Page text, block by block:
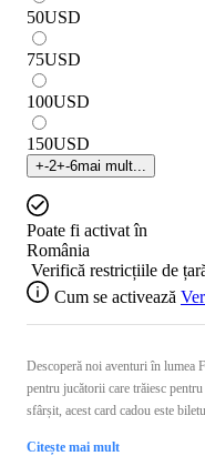
50USD
75USD
100USD
150USD
+-2+-6mai mult...
Poate fi activat în
România
Verifică restricțiile de
Cum se activează
Descoperă noi aventuri în lumea
pentru jucătorii care trăiesc
sfârșit, acest card cadou este
Citește mai mult